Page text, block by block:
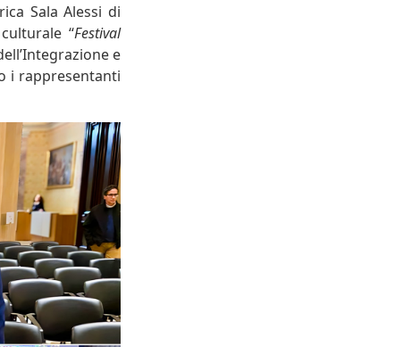
Sala Alessi di
“Festival
e
i rappresentanti